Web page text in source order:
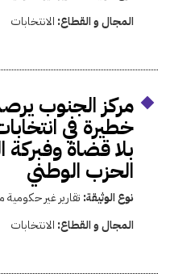
المجال و القطاع: الانتخابات
مركز الجنوب
خطيرة في
بلا قضاة
الحزب الوطني
نوع الوثيقة: تقارير غير
المجال و القطاع: الانتخابات